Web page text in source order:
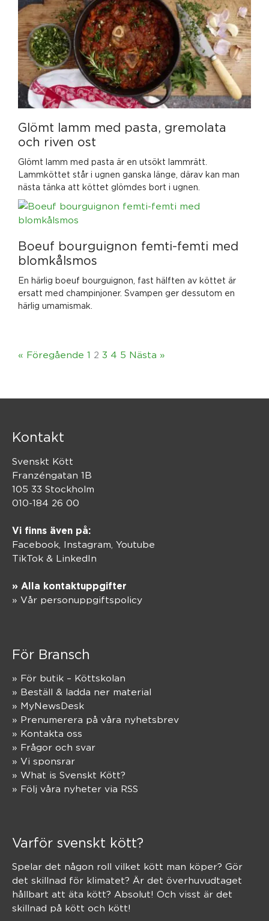
Glömt lamm med pasta, gremolata
och riven ost
Glömt lamm med pasta är en utsökt lammrätt.
Lammköttet står i ugnen ganska länge, därav kan man
nästa tänka att köttet glömdes bort i ugnen.
Boeuf bourguignon femti-femti med
blomkålsmos
En härlig boeuf bourguignon, fast hälften av köttet är
ersatt med champinjoner. Svampen ger dessutom en
härlig umamismak.
« Föregående 1 2 3 4 5 Nästa »
Kontakt
Svenskt Kött
Franzéngatan 1B
105 33 Stockholm
010-184 26 00
Vi finns även på:
Facebook, Instagram Youtube
TikTok & LinkedIn
» Alla kontaktuppgifter
» Vår personuppgiftspolicy
För Bransch
» För butik – Köttskolan
» Beställ & ladda ner material
» MyNewsDesk
» Prenumerera på våra nyhetsbrev
» Kontakta oss
» Frågor och svar
» Vi sponsrar
» What is Svenskt Kött?
» Följ våra nyheter via RSS
Varför svenskt kött?
Spelar det någon roll vilket kött man köper? Gör
det skillnad för klimatet? Är det överhuvudtaget
hållbart att äta kött? Absolut! Och visst är det
skillnad på kött och kött!